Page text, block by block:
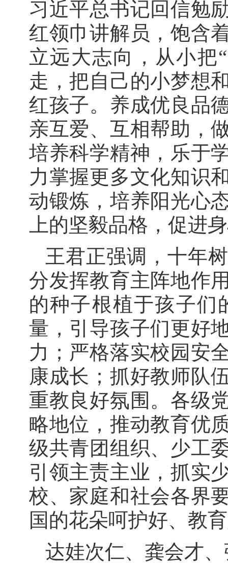
习近平总书记回信勉
红领巾讲解员，饱含
立远大志向，从小把
走，把自己的小梦想
红孩子。养成优良品
亲互爱、互相帮助，
培养科学精神，乐于
力掌握更多文化知识
动锻炼，培养阳光心
上的坚毅品格，促进
王君正强调，十年
分发挥教育主阵地作
的种子根植于孩子们
量，引导孩子们更好
力；严格落实校园安
康成长；抓好教师队
重教良好氛围。各级
略地位，推动教育优
级共青团组织、少工
引领主责主业，抓实
校、家庭和社会各界
国的花朵呵护好、教
达娃次仁、龚会才